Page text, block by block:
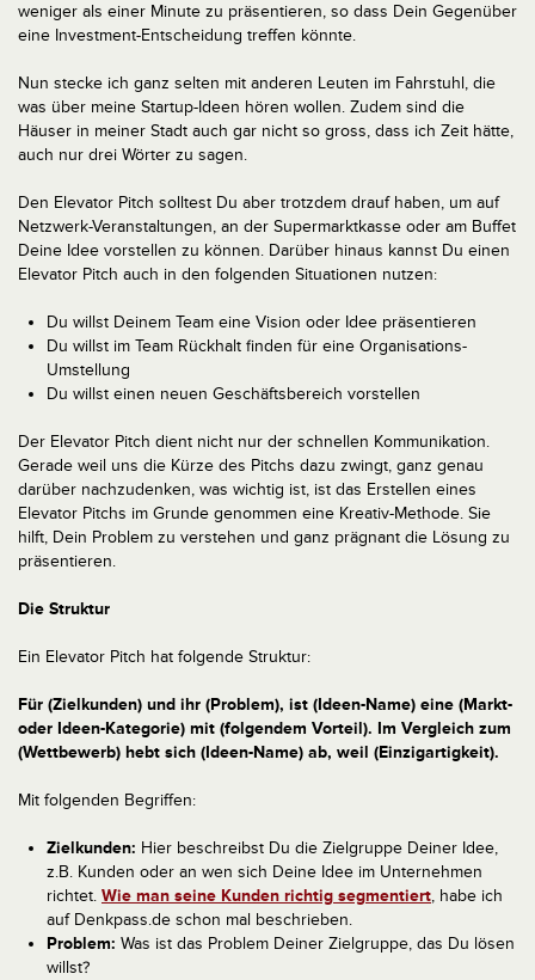
weniger als einer Minute zu präsentieren, so dass Dein Gegenüber
eine Investment-Entscheidung treffen könnte.
Nun stecke ich ganz selten mit anderen Leuten im Fahrstuhl, die
was über meine Startup-Ideen hören wollen. Zudem sind die
Häuser in meiner Stadt auch gar nicht so gross, dass ich Zeit hätte,
auch nur drei Wörter zu sagen.
Den Elevator Pitch solltest Du aber trotzdem drauf haben, um auf
Netzwerk-Veranstaltungen, an der Supermarktkasse oder am Buffet
Deine Idee vorstellen zu können. Darüber hinaus kannst Du einen
Elevator Pitch auch in den folgenden Situationen nutzen:
Du willst Deinem Team eine Vision oder Idee präsentieren
Du willst im Team Rückhalt finden für eine Organisations-
Umstellung
Du willst einen neuen Geschäftsbereich vorstellen
Der Elevator Pitch dient nicht nur der schnellen Kommunikation.
Gerade weil uns die Kürze des Pitchs dazu zwingt, ganz genau
darüber nachzudenken, was wichtig ist, ist das Erstellen eines
Elevator Pitchs im Grunde genommen eine Kreativ-Methode. Sie
hilft, Dein Problem zu verstehen und ganz prägnant die Lösung zu
präsentieren.
Die Struktur
Ein Elevator Pitch hat folgende Struktur:
Für (Zielkunden) und ihr (Problem), ist (Ideen-Name) eine (Markt-
oder Ideen-Kategorie) mit (folgendem Vorteil). Im Vergleich zum
(Wettbewerb) hebt sich (Ideen-Name) ab, weil (Einzigartigkeit).
Mit folgenden Begriffen:
Zielkunden: Hier beschreibst Du die Zielgruppe Deiner Idee,
z.B. Kunden oder an wen sich Deine Idee im Unternehmen
richtet. Wie man seine Kunden richtig segmentiert, habe ich
auf Denkpass.de schon mal beschrieben.
Problem: Was ist das Problem Deiner Zielgruppe, das Du lösen
willst?